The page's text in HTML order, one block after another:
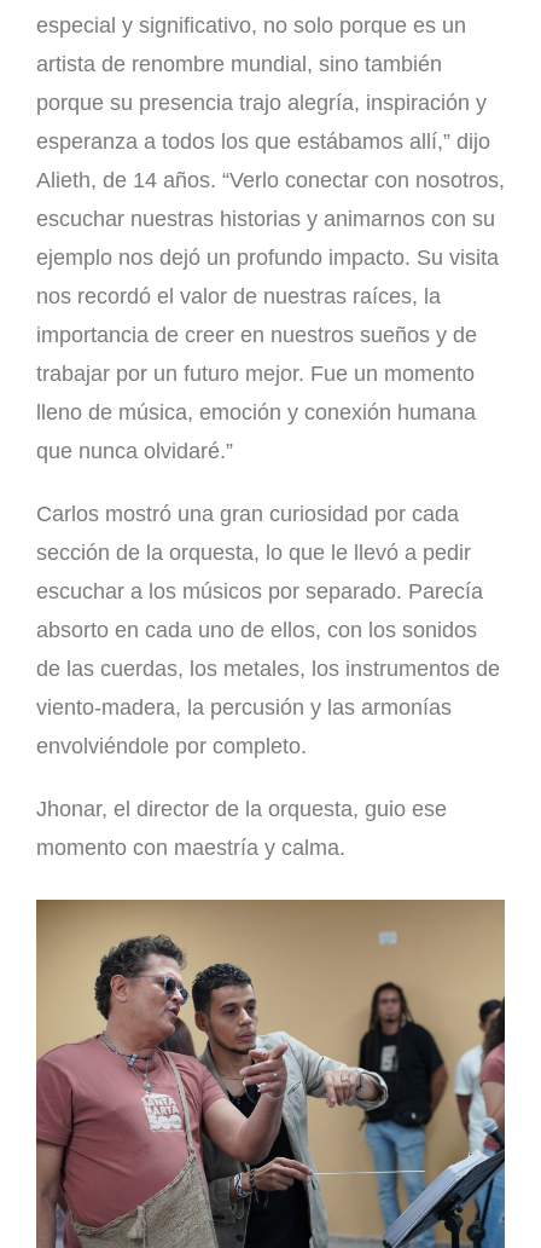
especial y significativo, no solo porque es un
artista de renombre mundial, sino también
porque su presencia trajo alegría, inspiración y
esperanza a todos los que estábamos allí,” dijo
Alieth, de 14 años. “Verlo conectar con nosotros,
escuchar nuestras historias y animarnos con su
ejemplo nos dejó un profundo impacto. Su visita
nos recordó el valor de nuestras raíces, la
importancia de creer en nuestros sueños y de
trabajar por un futuro mejor. Fue un momento
lleno de música, emoción y conexión humana
que nunca olvidaré.”
Carlos mostró una gran curiosidad por cada
sección de la orquesta, lo que le llevó a pedir
escuchar a los músicos por separado. Parecía
absorto en cada uno de ellos, con los sonidos
de las cuerdas, los metales, los instrumentos de
viento-madera, la percusión y las armonías
envolviéndole por completo.
Jhonar, el director de la orquesta, guio ese
momento con maestría y calma.